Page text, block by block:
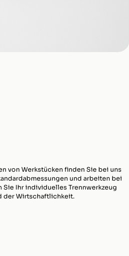
von Werkstücken finden Sie bei uns
und arbeiten bei
Ihr individuelles Trennwerkzeug
der Wirtschaftlichkeit.